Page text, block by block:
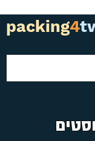
packing4